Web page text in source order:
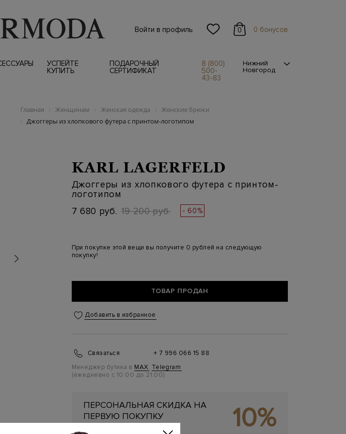
Войти в профиль 0 0 бонусов
УСПЕЙТЕ
КУПИТЬ
ПОДАРОЧНЫЙ
СЕРТИФИКАТ
8 (800)
500-
43-83
Нижний
Новгород
Главная / Женщинам / Женская одежда / Женские брюки
/ Джоггеры из хлопкового футера с принтом-логотипом
KARL LAGERFELD
Джоггеры из хлопкового футера с принтом-
логотипом
7 680 руб. 19 200 руб. - 60%
При покупке этой вещи вы получите 0 рублей на следующую
покупку!
ТОВАР ПРОДАН
Добавить в избранное
Связаться
+ 7 996 066 15 88
Менеджер бутика в MAX, Telegram
(ежедневно с 10:00 до 21:00)
ПЕРСОНАЛЬНАЯ СКИДКА НА
ПЕРВУЮ ПОКУПКУ
Подробнее 10%